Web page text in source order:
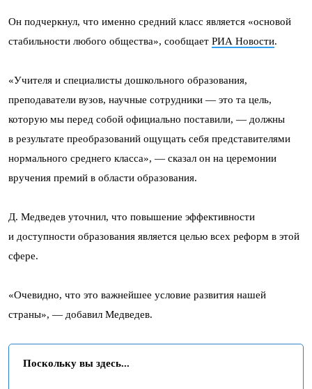
Он подчеркнул, что именно средний класс является «основой
стабильности любого общества», сообщает РИА Новости.
«Учителя и специалисты дошкольного образования,
преподаватели вузов, научные сотрудники — это та цель,
которую мы перед собой официально поставили, — должны
в результате преобразований ощущать себя представителями
нормального среднего класса», — сказал он на церемонии
вручения премий в области образования.
Д. Медведев уточнил, что повышение эффективности
и доступности образования является целью всех реформ в этой
сфере.
«Очевидно, что это важнейшее условие развития нашей
страны», — добавил Медведев.
Поскольку вы здесь...